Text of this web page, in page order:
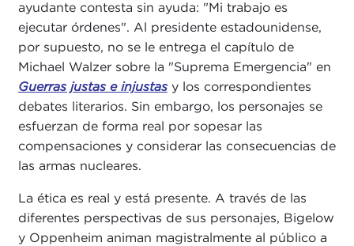
ayudante contesta sin ayuda: "Mi trabajo es
ejecutar órdenes". Al presidente estadounidense,
por supuesto, no se le entrega el capítulo de
Michael Walzer sobre la "Suprema Emergencia" en
Guerras justas e injustasy los correspondientes
debates literarios. Sin embargo, los personajes se
esfuerzan de forma real por sopesar las
compensaciones y considerar las consecuencias de
las armas nucleares.
La ética es real y está presente. A través de las
diferentes perspectivas de sus personajes, Bigelow
y Oppenheim animan magistralmente al público a